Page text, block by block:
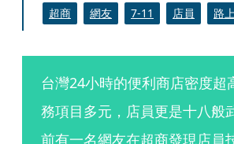
超商 網友 7-11 店員 路
台灣24小時的便利商店密度超
務項目多元，店員更是十八般
前有一名網友在超商發現店員